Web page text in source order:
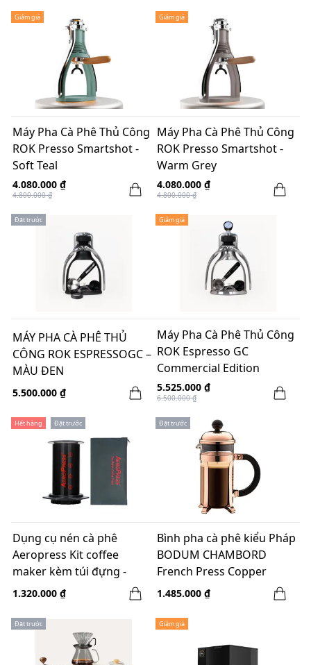
Giảm giá
Máy Pha Cà Phê Thủ Công
ROK Presso Smartshot -
Soft Teal
4.080.000 ₫
4.800.000 ₫
Giảm giá
Máy Pha Cà Phê Thủ Công
ROK Presso Smartshot -
Warm Grey
4.080.000 ₫
4.800.000 ₫
Đặt trước
MÁY PHA CÀ PHÊ THỦ
CÔNG ROK ESPRESSOGC –
MÀU ĐEN
5.500.000 ₫
Giảm giá
Máy Pha Cà Phê Thủ Công
ROK Espresso GC
Commercial Edition
Manometer (Đo áp suất)
5.525.000 ₫
6.500.000 ₫
Hết hàng Đặt trước
Dụng cụ nén cà phê
Aeropress Kit coffee
maker kèm túi đựng -
made in USA - mẫu mới
1.320.000 ₫
Đặt trước
Bình pha cà phê kiểu Pháp
BODUM CHAMBORD
French Press Copper
350ml - 3 ly
1.485.000 ₫
Đặt trước Giảm giá